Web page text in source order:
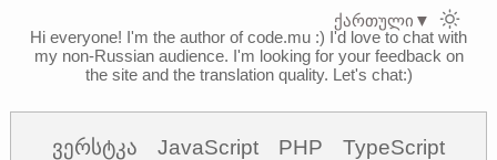
Hi everyone! I'm the author of code.mu :) I'd love to chat with
my non-Russian audience. I'm looking for your feedback on
the site and the translation quality. Let's chat:)
ვერსტკა JavaScript PHP
TypeScript
ქართული ▼